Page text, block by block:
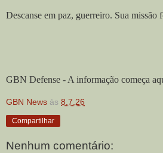
Descanse em paz, guerreiro. Sua missão
GBN Defense - A informação começa
GBN News às 8.7.26
Compartilhar
Nenhum comentário: